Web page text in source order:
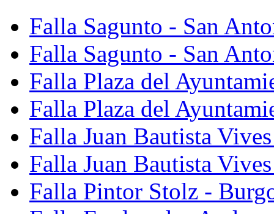
Falla Sagunto - San
Falla Sagunto - San
Falla Plaza del
Falla Plaza del
Falla Juan Bautista
Falla Juan Bautista
Falla Pintor Stolz -